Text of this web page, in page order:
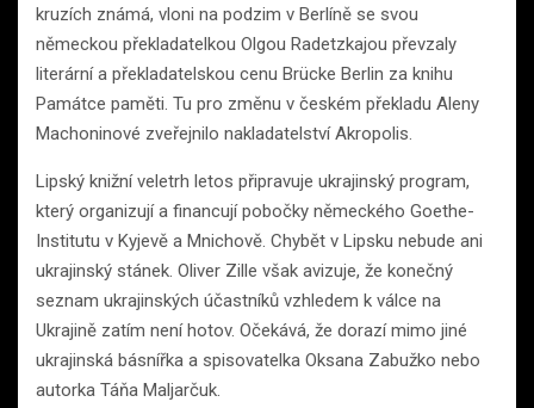
kruzích známá, vloni na podzim v Berlíně se svou
německou překladatelkou Olgou Radetzkajou převzaly
literární a překladatelskou cenu Brücke Berlin za knihu
Památce paměti. Tu pro změnu v českém překladu Aleny
Machoninové zveřejnilo nakladatelství Akropolis.
Lipský knižní veletrh letos připravuje ukrajinský program,
který organizují a financují pobočky německého Goethe-
Institutu v Kyjevě a Mnichově. Chybět v Lipsku nebude ani
ukrajinský stánek. Oliver Zille však avizuje, že konečný
seznam ukrajinských účastníků vzhledem k válce na
Ukrajině zatím není hotov. Očekává, že dorazí mimo jiné
ukrajinská básnířka a spisovatelka Oksana Zabužko nebo
autorka Táňa Maljarčuk.